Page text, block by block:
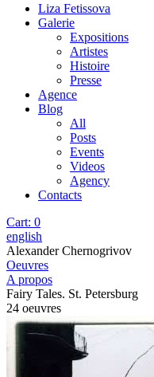
Liza Fetissova
Galerie
Expositions
Artistes
Histoire
Presse
Agence
Blog
All
Posts
Events
Videos
Agency
Contacts
Cart: 0
english
Alexander Chernogrivov
Oeuvres
A propos
Fairy Tales. St. Petersburg
24 oeuvres